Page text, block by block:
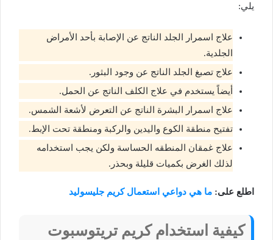
يلي:
علاج اسمرار الجلد الناتج عن الإصابة بأحد الأمراض
الجلدية.
علاج تصبغ الجلد الناتج عن وجود البثور.
أيضاً يستخدم في علاج الكلف الناتج عن الحمل.
علاج اسمرار البشرة الناتج عن التعرض لأشعة الشمس.
تفتيح منطقة الكوع واليدين والركبة ومنطقة تحت الإبط.
علاج غمقان المنطقه الحساسة ولكن يجب استخدامه
لذلك الغرض بكميات قليلة وبحذر.
اطلع على: ما هي دواعي استعمال كريم جليسوليد
كيفية استخدام كريم تريتوسبوت